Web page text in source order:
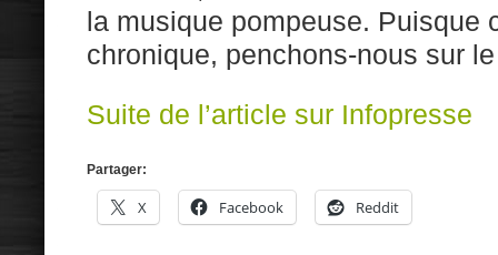
la musique pompeuse. Puisque
chronique, penchons-nous sur
Suite de l’article sur Infopresse
Partager:
X Facebook Reddit